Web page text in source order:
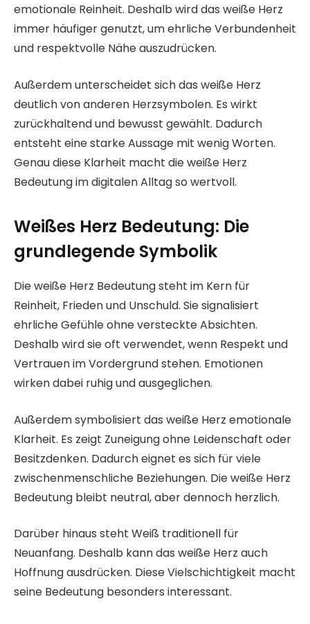
emotionale Reinheit. Deshalb wird das weiße Herz
immer häufiger genutzt, um ehrliche Verbundenheit
und respektvolle Nähe auszudrücken.
Außerdem unterscheidet sich das weiße Herz
deutlich von anderen Herzsymbolen. Es wirkt
zurückhaltend und bewusst gewählt. Dadurch
entsteht eine starke Aussage mit wenig Worten.
Genau diese Klarheit macht die weiße Herz
Bedeutung im digitalen Alltag so wertvoll.
Weißes Herz Bedeutung: Die
grundlegende Symbolik
Die weiße Herz Bedeutung steht im Kern für
Reinheit, Frieden und Unschuld. Sie signalisiert
ehrliche Gefühle ohne versteckte Absichten.
Deshalb wird sie oft verwendet, wenn Respekt und
Vertrauen im Vordergrund stehen. Emotionen
wirken dabei ruhig und ausgeglichen.
Außerdem symbolisiert das weiße Herz emotionale
Klarheit. Es zeigt Zuneigung ohne Leidenschaft oder
Besitzdenken. Dadurch eignet es sich für viele
zwischenmenschliche Beziehungen. Die weiße Herz
Bedeutung bleibt neutral, aber dennoch herzlich.
Darüber hinaus steht Weiß traditionell für
Neuanfang. Deshalb kann das weiße Herz auch
Hoffnung ausdrücken. Diese Vielschichtigkeit macht
seine Bedeutung besonders interessant.